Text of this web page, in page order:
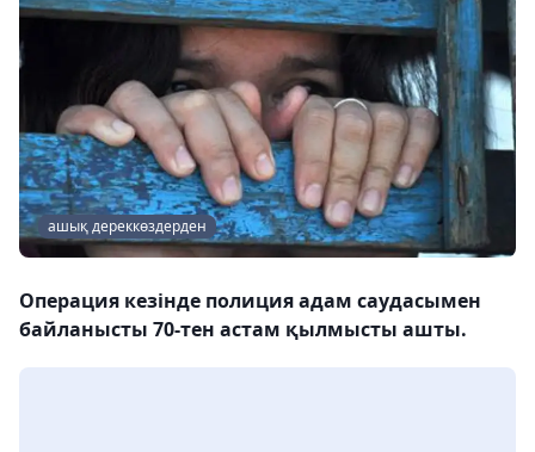
ашық дереккөздерден
Операция кезінде полиция адам саудасымен
байланысты 70-тен астам қылмысты ашты.